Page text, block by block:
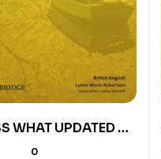
WHAT UPDATED BE
DIG PK
0